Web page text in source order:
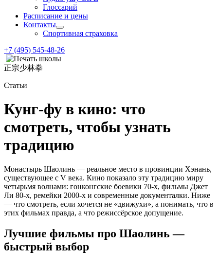
Глоссарий
Расписание и цены
Контакты
Спортивная страховка
+7 (495) 545-48-26
正宗少林拳
Статьи
Кунг-фу в кино: что
смотреть, чтобы узнать
традицию
Монастырь Шаолинь — реальное место в провинции Хэнань,
существующее с V века. Кино показало эту традицию миру
четырьмя волнами: гонконгские боевики 70-х, фильмы Джет
Ли 80-х, ремейки 2000-х и современные документалки. Ниже
— что смотреть, если хочется не «движухи», а понимать, что в
этих фильмах правда, а что режиссёрское допущение.
Лучшие фильмы про Шаолинь —
быстрый выбор